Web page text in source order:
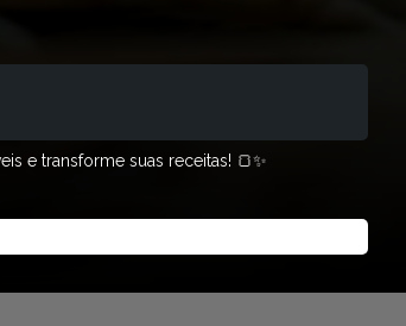
e transforme suas receitas! 🍞✨